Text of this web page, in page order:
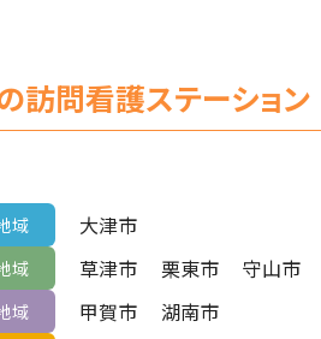
訪問看護ステーション
域 大津市
域 草津市 栗東市 守山市
域 甲賀市 湖南市